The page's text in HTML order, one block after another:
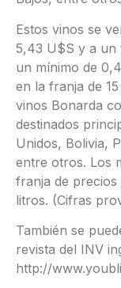
Estos vinos se
5,43 U$S y a un
un mínimo de
en la franja de
vinos Bonarda
destinados
Unidos, Bolivia,
entre otros. Los
franja de
litros. (Cifras
También se
revista del INV
http://